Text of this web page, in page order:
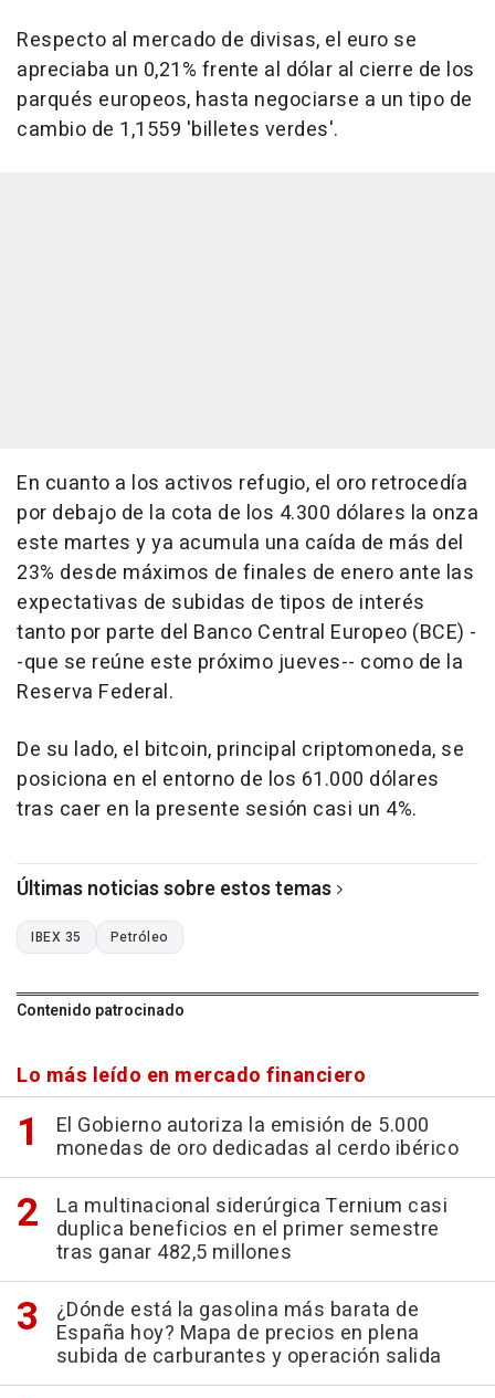
Respecto al mercado de divisas, el euro se
apreciaba un 0,21% frente al dólar al cierre de los
parqués europeos, hasta negociarse a un tipo de
cambio de 1,1559 'billetes verdes'.
En cuanto a los activos refugio, el oro retrocedía
por debajo de la cota de los 4.300 dólares la onza
este martes y ya acumula una caída de más del
23% desde máximos de finales de enero ante las
expectativas de subidas de tipos de interés
tanto por parte del Banco Central Europeo (BCE) -
-que se reúne este próximo jueves-- como de la
Reserva Federal.
De su lado, el bitcoin, principal criptomoneda, se
posiciona en el entorno de los 61.000 dólares
tras caer en la presente sesión casi un 4%.
Últimas noticias sobre estos temas
IBEX 35 Petróleo
Contenido patrocinado
Lo más leído en mercado financiero
El Gobierno autoriza la emisión de 5.000
monedas de oro dedicadas al cerdo ibérico
La multinacional siderúrgica Ternium casi
duplica beneficios en el primer semestre
tras ganar 482,5 millones
¿Dónde está la gasolina más barata de
España hoy? Mapa de precios en plena
subida de carburantes y operación salida